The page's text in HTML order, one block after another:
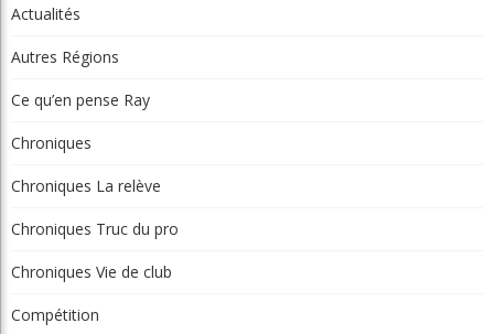
Actualités
Autres Régions
Ce qu’en pense Ray
Chroniques
Chroniques La relève
Chroniques Truc du pro
Chroniques Vie de club
Compétition